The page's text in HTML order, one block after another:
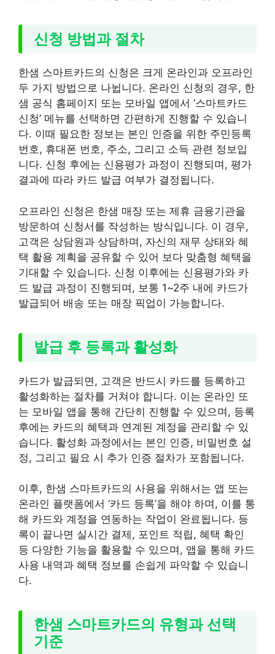
신청 방법과 절차
한샘 스마트카드의 신청은 크게 온라인과 오프라인
두 가지 방법으로 나뉩니다. 온라인 신청의 경우, 한
샘 공식 홈페이지 또는 모바일 앱에서 ‘스마트카드
신청’ 메뉴를 선택하면 간편하게 진행할 수 있습니
다. 이때 필요한 정보는 본인 인증을 위한 주민등록
번호, 휴대폰 번호, 주소, 그리고 소득 관련 정보입
니다. 신청 후에는 신용평가 과정이 진행되며, 평가
결과에 따라 카드 발급 여부가 결정됩니다.
오프라인 신청은 한샘 매장 또는 제휴 금융기관을
방문하여 신청서를 작성하는 방식입니다. 이 경우,
고객은 상담원과 상담하며, 자신의 재무 상태와 혜
택 활용 계획을 공유할 수 있어 보다 맞춤형 혜택을
기대할 수 있습니다. 신청 이후에는 신용평가와 카
드 발급 과정이 진행되며, 보통 1~2주 내에 카드가
발급되어 배송 또는 매장 픽업이 가능합니다.
발급 후 등록과 활성화
카드가 발급되면, 고객은 반드시 카드를 등록하고
활성화하는 절차를 거쳐야 합니다. 이는 온라인 또
는 모바일 앱을 통해 간단히 진행할 수 있으며, 등록
후에는 카드의 혜택과 연계된 계정을 관리할 수 있
습니다. 활성화 과정에서는 본인 인증, 비밀번호 설
정, 그리고 필요 시 추가 인증 절차가 포함됩니다.
이후, 한샘 스마트카드의 사용을 위해서는 앱 또는
온라인 플랫폼에서 ‘카드 등록’을 해야 하며, 이를 통
해 카드와 계정을 연동하는 작업이 완료됩니다. 등
록이 끝나면 실시간 결제, 포인트 적립, 혜택 확인
등 다양한 기능을 활용할 수 있으며, 앱을 통해 카드
사용 내역과 혜택 정보를 손쉽게 파악할 수 있습니
다.
한샘 스마트카드의 유형과 선택
기준